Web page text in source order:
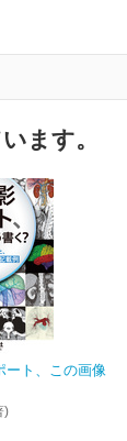
ます。
ート、この画像
)